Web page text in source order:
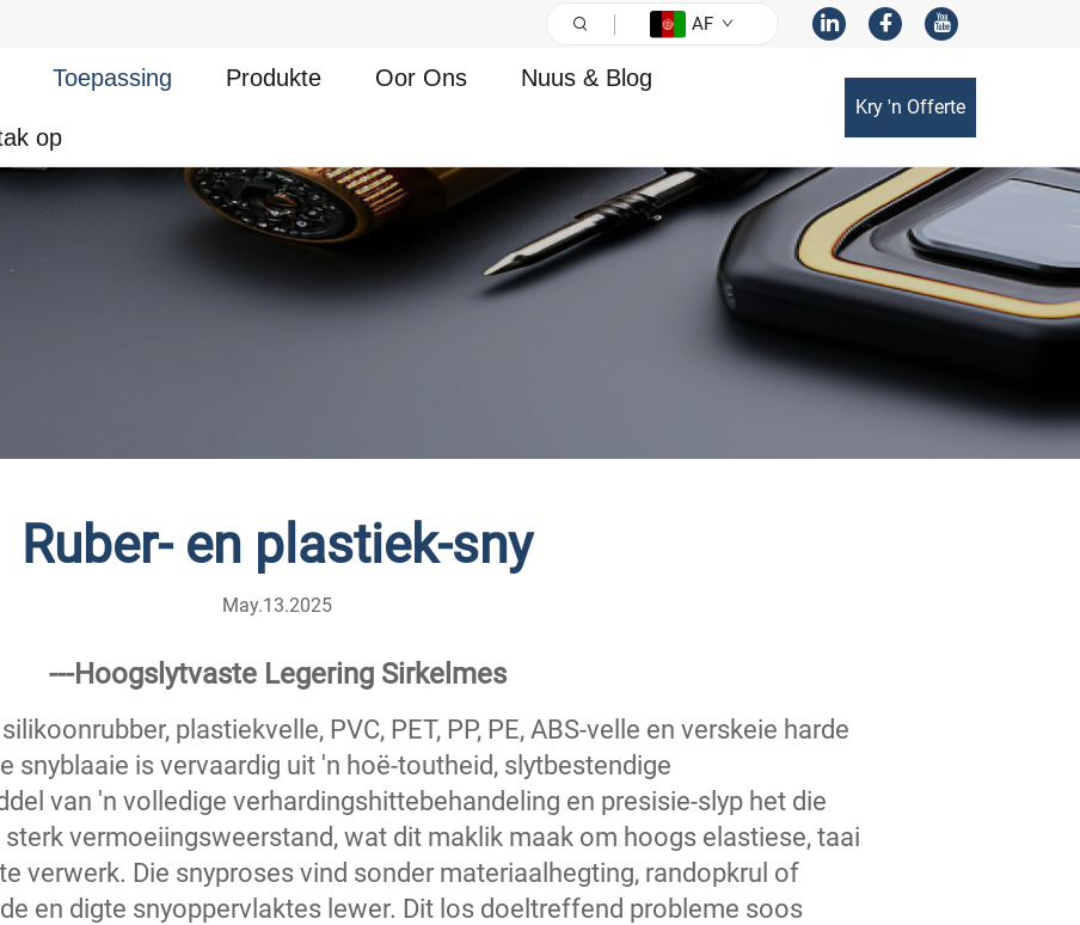
AF
Toepassing Produkte Oor Ons Nuus & Blog
op
Kry 'n Offerte
Ruber- en plastiek-sny
May.13.2025
---Hoogslytvaste Legering Sirkelmes
plastiekvelle, PVC, PET, PP, PE, ABS-velle en verskeie harde
snyblaaie is vervaardig uit 'n hoë-toutheid, slytbestendige
van 'n volledige verhardingshittebehandeling en presisie-slyp het die
vermoeiingsweerstand, wat dit maklik maak om hoogs elastiese, taai
verwerk. Die snyproses vind sonder materiaalhegting, randopkrul of
en digte snyoppervlaktes lewer. Dit los doeltreffend probleme soos